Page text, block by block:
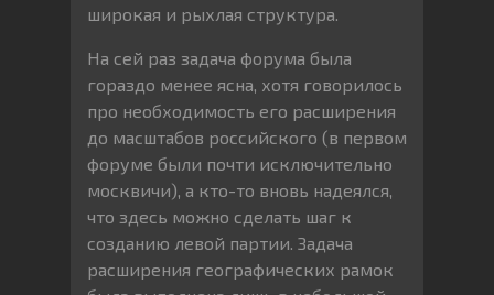
широкая и рыхлая структура.
На сей раз задача форума была
гораздо менее ясна, хотя говорилось
про необходимость его расширения
до масштабов российского (в первом
форуме были почти исключительно
москвичи), а кто-то вновь надеялся,
что здесь можно сделать шаг к
созданию левой партии. Задача
расширения географических рамок